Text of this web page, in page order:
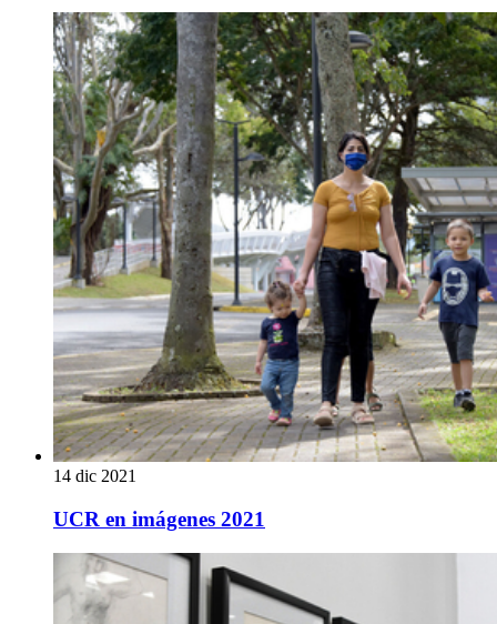
14 dic 2021
UCR en imágenes 2021